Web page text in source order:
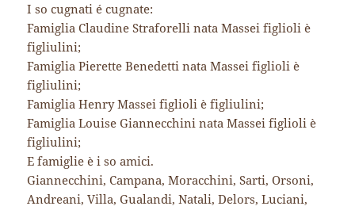
I so cugnati é cugnate:
Famiglia Claudine Straforelli nata Massei figlioli è
figliulini;
Famiglia Pierette Benedetti nata Massei figlioli è
figliulini;
Famiglia Henry Massei figlioli è figliulini;
Famiglia Louise Giannecchini nata Massei figlioli è
figliulini;
E famiglie è i so amici.
Giannecchini, Campana, Moracchini, Sarti, Orsoni,
Andreani, Villa, Gualandi, Natali, Delors, Luciani,